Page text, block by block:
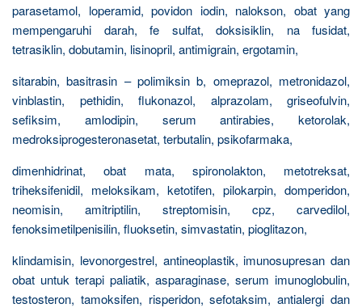
parasetamol, loperamid, povidon iodin, nalokson, obat yang
mempengaruhi darah, fe sulfat, doksisiklin, na fusidat,
tetrasiklin, dobutamin, lisinopril, antimigrain, ergotamin,
sitarabin, basitrasin – polimiksin b, omeprazol, metronidazol,
vinblastin, pethidin, flukonazol, alprazolam, griseofulvin,
sefiksim, amlodipin, serum antirabies, ketorolak,
medroksiprogesteronasetat, terbutalin, psikofarmaka,
dimenhidrinat, obat mata, spironolakton, metotreksat,
triheksifenidil, meloksikam, ketotifen, pilokarpin, domperidon,
neomisin, amitriptilin, streptomisin, cpz, carvedilol,
fenoksimetilpenisilin, fluoksetin, simvastatin, pioglitazon,
klindamisin, levonorgestrel, antineoplastik, imunosupresan dan
obat untuk terapi paliatik, asparaginase, serum imunoglobulin,
testosteron, tamoksifen, risperidon, sefotaksim, antialergi dan